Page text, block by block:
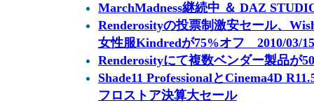
MarchMadness継続中 ＆ DAZ
Renderosityの投票制激安セール、
女性服Kindredが75%オフ 2010/03/
Renderosityにて複数ベンダー製品が
Shade11 ProfessionalとCinema4D
フロストア決算大セール